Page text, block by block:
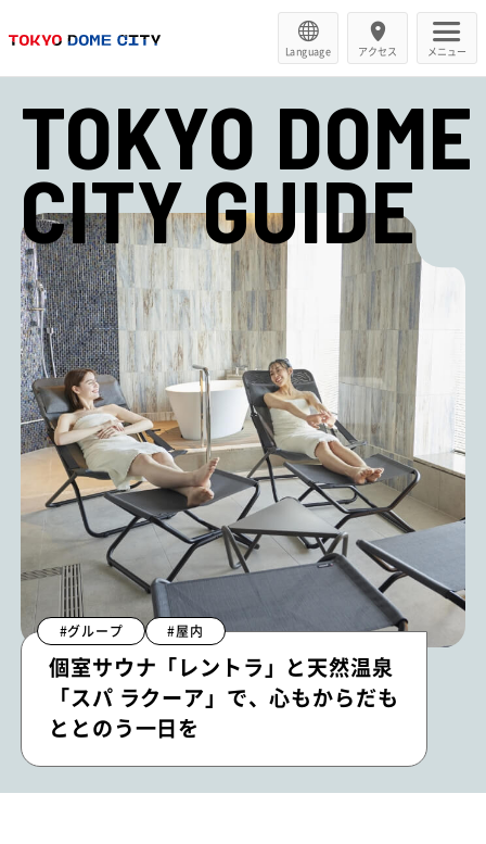
Language アクセス メニュー
TOKYO DOME
CITY GUIDE
#グループ #屋内
個室サウナ「レントラ」と天然温泉
「スパ ラクーア」で、心もからだも
ととのう一日を